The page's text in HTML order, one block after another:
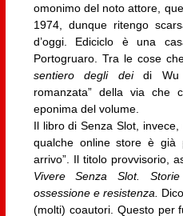
omonimo del noto attore,
1974, dunque ritengo
d’oggi. Ediciclo è una
Portogruaro. Tra le cose
sentiero degli deidi Wu
romanzata” della via che
eponima del volume.
Il libro di Senza Slot,
qualche online store è già
arrivo”. Il titolo provvisorio,
Vivere Senza Slot.
ossessione e resistenza.
(molti) coautori. Questo per